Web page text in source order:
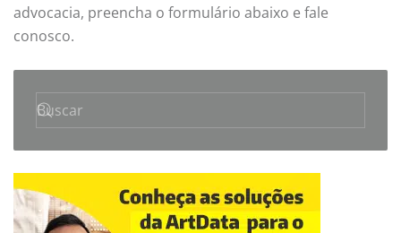
advocacia, preencha o formulário abaixo e fale
conosco.